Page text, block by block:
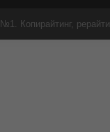
Копирайтинг,